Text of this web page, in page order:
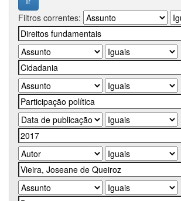
Filtros correntes: